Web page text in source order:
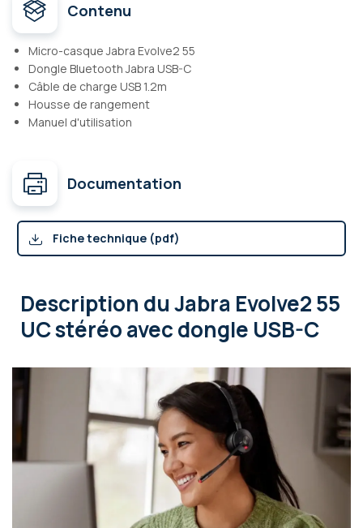
Contenu
Micro-casque Jabra Evolve2 55
Dongle Bluetooth Jabra USB-C
Câble de charge USB 1.2m
Housse de rangement
Manuel d'utilisation
Documentation
Fiche technique (pdf)
Description du Jabra Evolve2 55
UC stéréo avec dongle USB-C